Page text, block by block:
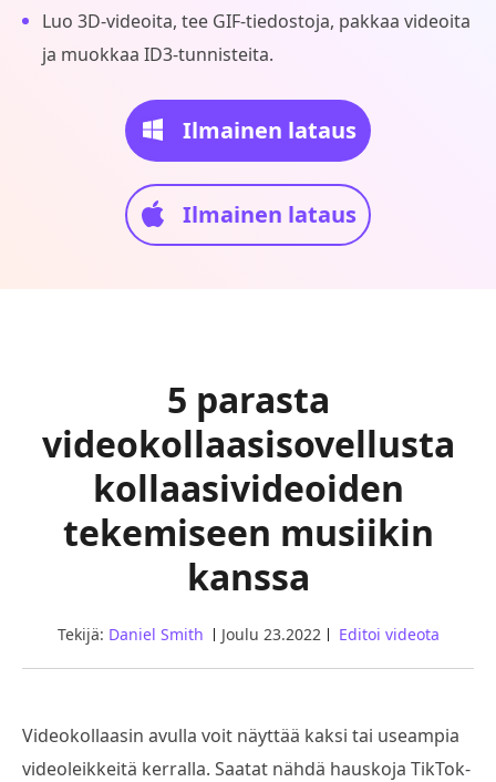
Luo 3D-videoita, tee GIF-tiedostoja, pakkaa videoita
ja muokkaa ID3-tunnisteita.
Ilmainen lataus
Ilmainen lataus
5 parasta
videokollaasisovellusta
kollaasivideoiden
tekemiseen musiikin
kanssa
Tekijä: Daniel Smith Joulu 23.2022 Editoi videota
Videokollaasin avulla voit näyttää kaksi tai useampia
videoleikkeitä kerralla. Saatat nähdä hauskoja TikTok-